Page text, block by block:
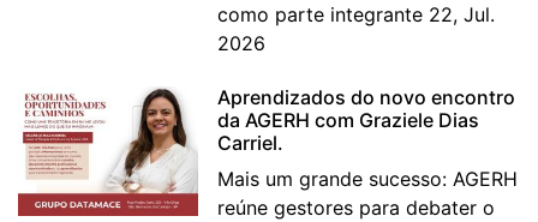
como parte integrante 22, Jul.
2026
Aprendizados do novo encontro
da AGERH com Graziele Dias
Carriel.
Mais um grande sucesso: AGERH
reúne gestores para debater o